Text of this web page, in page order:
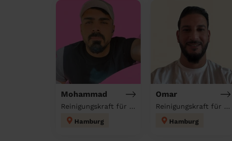
Mohammad
Reinigungskraft für deinen Haushalt
Hamburg
Omar
Reinigungskraft für deinen Haushalt
Hamburg